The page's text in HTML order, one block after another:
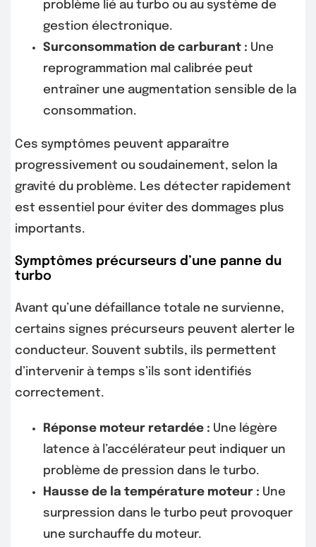
problème lié au turbo ou au système de
gestion électronique.
Surconsommation de carburant : Une
reprogrammation mal calibrée peut
entraîner une augmentation sensible de la
consommation.
Ces symptômes peuvent apparaître
progressivement ou soudainement, selon la
gravité du problème. Les détecter rapidement
est essentiel pour éviter des dommages plus
importants.
Symptômes précurseurs d’une panne du
turbo
Avant qu’une défaillance totale ne survienne,
certains signes précurseurs peuvent alerter le
conducteur. Souvent subtils, ils permettent
d’intervenir à temps s’ils sont identifiés
correctement.
Réponse moteur retardée : Une légère
latence à l’accélérateur peut indiquer un
problème de pression dans le turbo.
Hausse de la température moteur : Une
surpression dans le turbo peut provoquer
une surchauffe du moteur.